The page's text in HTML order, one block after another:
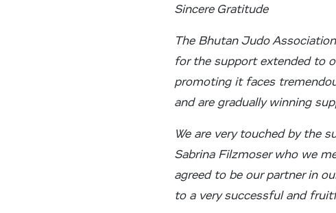
Sincere Gratitude
The Bhutan Judo
for the support extended to
promoting it faces
and are gradually winning
We are very touched by the
Sabrina Filzmoser who we
agreed to be our partner in
to a very successful and